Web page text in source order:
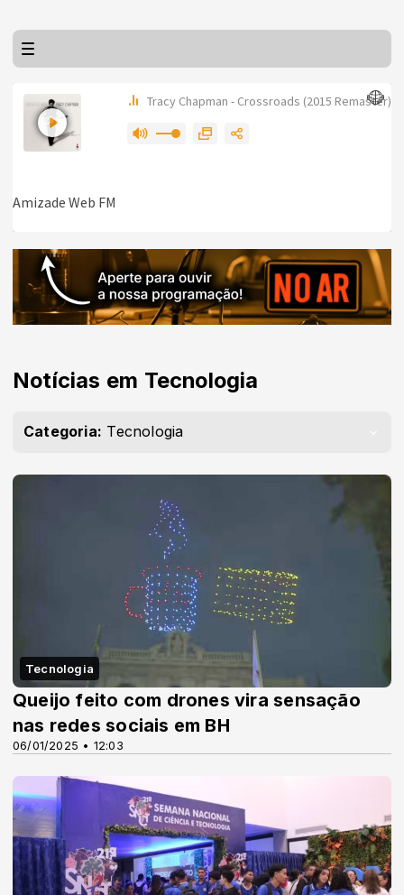
Notícias em Tecnologia
Categoria: Tecnologia
Tecnologia
06/01/2025 • 12:03
Queijo feito com drones vira sensação
nas redes sociais em BH